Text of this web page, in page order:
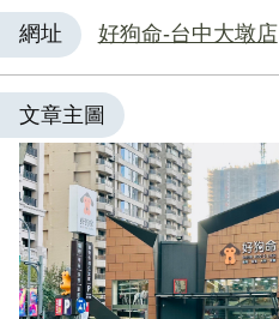
網址 好狗命-台中大墩店
文章主圖